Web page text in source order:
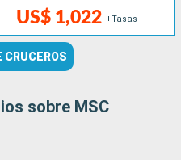
US$ 1,022 +Tasas
CRUCEROS
sobre MSC